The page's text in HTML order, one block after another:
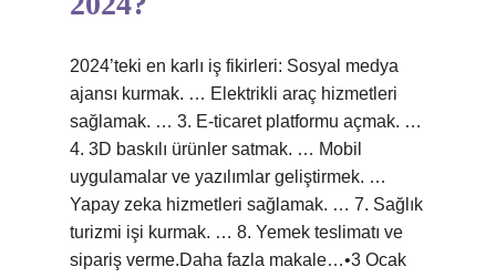
2024’teki en karlı iş fikirleri: Sosyal medya
ajansı kurmak. … Elektrikli araç hizmetleri
sağlamak. … 3. E-ticaret platformu açmak. …
4. 3D baskılı ürünler satmak. … Mobil
uygulamalar ve yazılımlar geliştirmek. …
Yapay zeka hizmetleri sağlamak. … 7. Sağlık
turizmi işi kurmak. … 8. Yemek teslimatı ve
sipariş verme.Daha fazla makale…•3 Ocak